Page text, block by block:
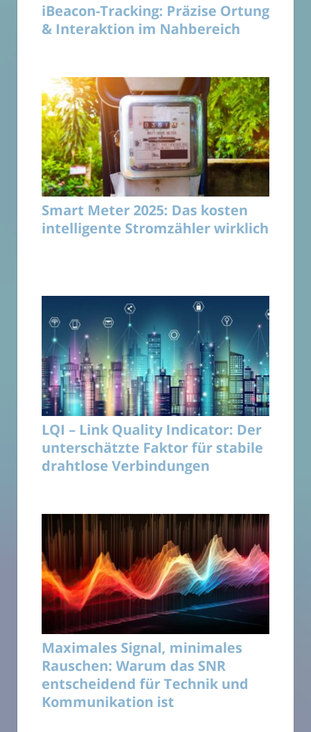
iBeacon-Tracking: Präzise Ortung
& Interaktion im Nahbereich
Smart Meter 2025: Das kosten
intelligente Stromzähler wirklich
LQI – Link Quality Indicator: Der
unterschätzte Faktor für stabile
drahtlose Verbindungen
Maximales Signal, minimales
Rauschen: Warum das SNR
entscheidend für Technik und
Kommunikation ist